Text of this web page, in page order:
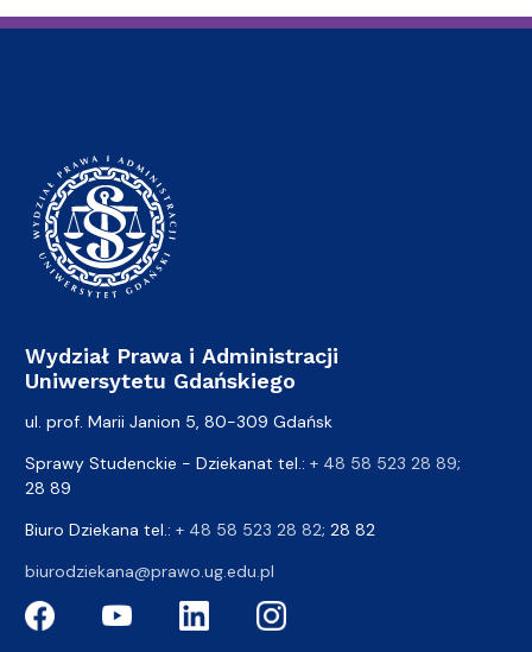
Wydział Prawa i Administracji
Uniwersytetu Gdańskiego
ul. prof. Marii Janion 5, 80-309 Gdańsk
Sprawy Studenckie - Dziekanat tel.: + 48 58 523 28 89;
28 89
Biuro Dziekana tel.: + 48 58 523 28 82; 28 82
biurodziekana@prawo.ug.edu.pl